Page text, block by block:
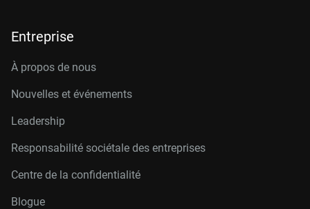
Entreprise
À propos de nous
Nouvelles et événements
Leadership
Responsabilité sociétale des entreprises
Centre de la confidentialité
Blogue